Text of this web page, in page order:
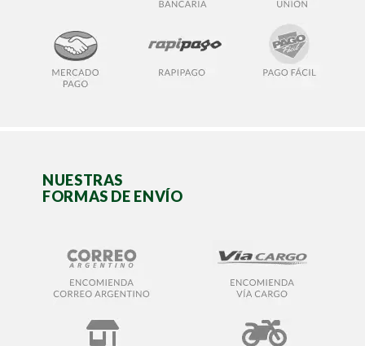
NUESTRAS
FORMAS DE ENVÍO